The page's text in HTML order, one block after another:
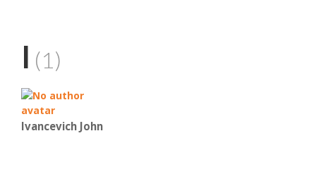
I (1)
Ivancevich John